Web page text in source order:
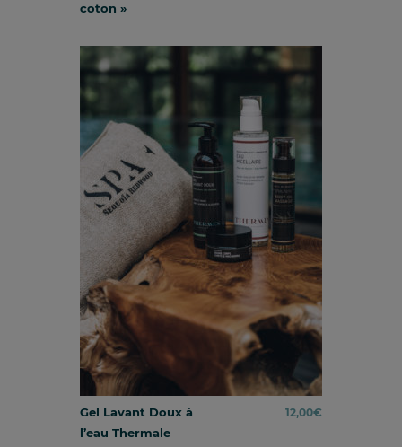
coton »
Gel Lavant Doux à
l’eau Thermale
12,00€